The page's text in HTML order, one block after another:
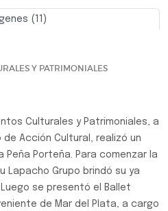
(11)
Y PATRIMONIALES
Culturales y Patrimoniales, a
Acción Cultural, realizó un
Porteña. Para comenzar la
Lapacho Grupo brindó su ya
se presentó el Ballet
de Mar del Plata, a cargo